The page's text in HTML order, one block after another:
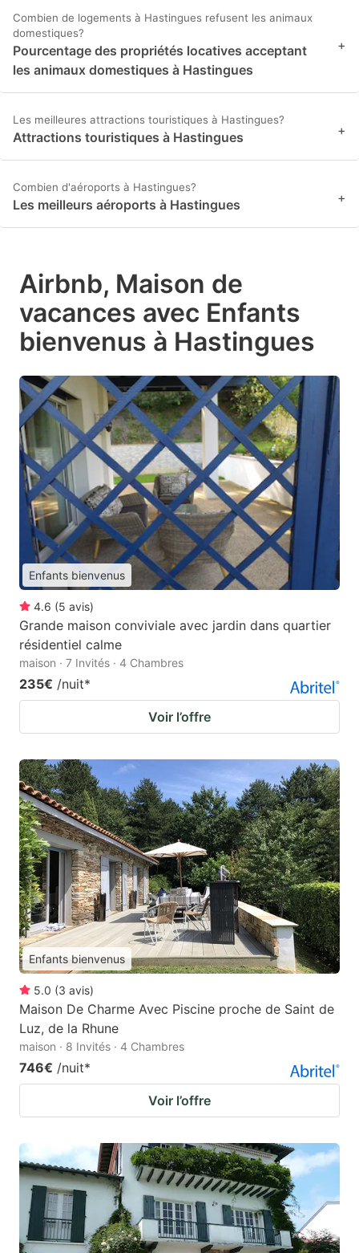
Combien de logements à Hastingues refusent les animaux
domestiques?
Pourcentage des propriétés locatives acceptant
les animaux domestiques à Hastingues
+
Les meilleures attractions touristiques à Hastingues?
Attractions touristiques à Hastingues +
Combien d'aéroports à Hastingues?
Les meilleurs aéroports à Hastingues +
Airbnb, Maison de
vacances avec Enfants
bienvenus à Hastingues
Enfants bienvenus
4.6 (5 avis)
Grande maison conviviale avec jardin dans quartier
résidentiel calme
maison · 7 Invités · 4 Chambres
235€ /nuit*
Voir l’offre
Enfants bienvenus
5.0 (3 avis)
Maison De Charme Avec Piscine proche de Saint de
Luz, de la Rhune
maison · 8 Invités · 4 Chambres
746€ /nuit*
Voir l’offre